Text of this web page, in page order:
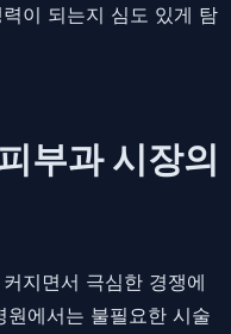
이 되는지 심도 있게 탐
부과 시장의
지면서 극심한 경쟁에
에서는 불필요한 시술